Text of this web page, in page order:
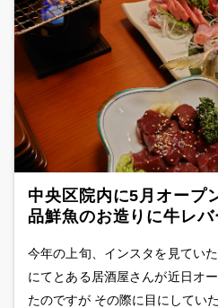
中央区院内に5月オープ
品鮮魚のお造りに牛レ
今年の上旬、インスタを見てい
にてとある居酒屋さんが近日オ
たのですが その際に目にしてい